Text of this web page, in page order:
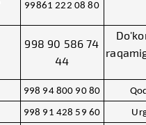
99861 222 08 80
998 90 586 74
44
998 94 800 90 80
998 91 428 59 60